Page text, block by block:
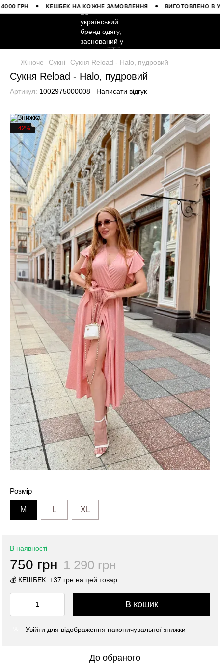
КЕШБЕК НА КОЖНЕ ЗАМОВЛЕННЯ ВИГОТОВЛЕНО В
Жіноче Сукні Сукня Reload - Halo, пудровий
Сукня Reload - Halo, пудровий
Артикул: 1002975000008 Написати відгук
−42%
Розмір
M L XL
В наявності
750 грн 1 290 грн
💰 КЕШБЕК: +37 грн на цей товар
В кошик
Увійти для відображення накопичувальної знижки
До обраного